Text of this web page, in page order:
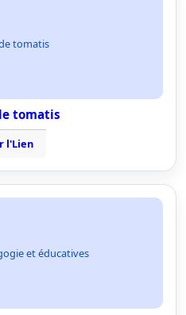
tomatis
tomatis
l'Lien
et éducatives